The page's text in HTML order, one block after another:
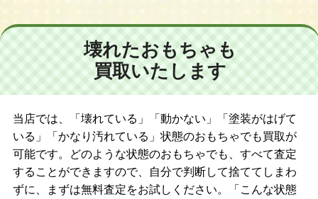
壊れたおもちゃも
買取いたします
当店では、「壊れている」「動かない」「塗装がはげて
いる」「かなり汚れている」状態のおもちゃでも買取が
可能です。どのような状態のおもちゃでも、すべて査定
することができますので、自分で判断して捨ててしまわ
ずに、まずは無料査定をお試しください。「こんな状態